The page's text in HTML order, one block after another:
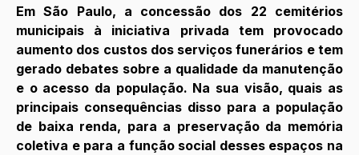
Em São Paulo, a concessão dos 22 cemitérios
municipais à iniciativa privada tem provocado
aumento dos custos dos serviços funerários e tem
gerado debates sobre a qualidade da manutenção
e o acesso da população. Na sua visão, quais as
principais consequências disso para a população
de baixa renda, para a preservação da memória
coletiva e para a função social desses espaços na